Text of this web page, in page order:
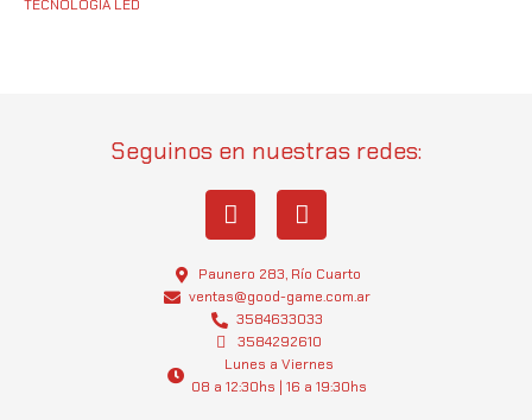
TECNOLOGIA LED
Seguinos en nuestras redes:
I
n
t
a
g
r
a
m
W
h
t
s
a
p
p
Paunero 283, Río Cuarto
ventas@good-game.com.ar
3584633033
3584292610
Lunes a Viernes
08 a 12:30hs | 16 a 19:30hs